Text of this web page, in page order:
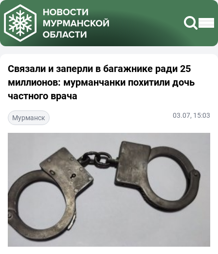
Связали и заперли в багажнике ради 25
миллионов: мурманчанки похитили дочь
частного врача
Мурманск 03.07, 15:03